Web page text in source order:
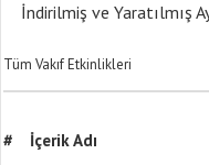
İndirilmiş ve Yaratılmış
Tüm Vakıf Etkinlikleri
# İçerik Adı